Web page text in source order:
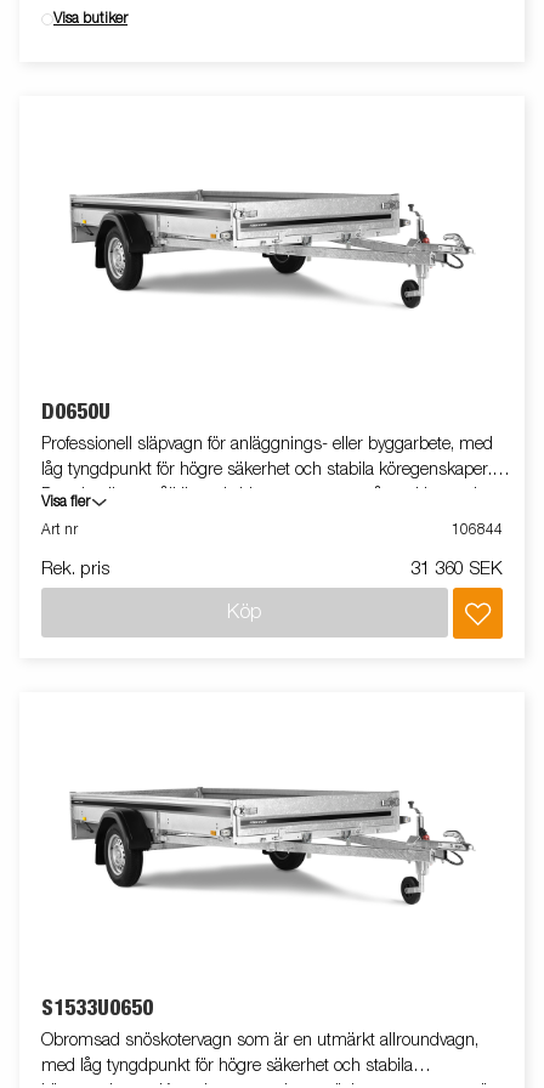
Visa butiker
D0650U
Professionell släpvagn för anläggnings- eller byggarbete, med
låg tyngdpunkt för högre säkerhet och stabila köregenskaper.
D-serien är ett pålitligt val vid transport av småmaskiner och
smidig vid lastning och lossning. Utrustad med tippfunktion.
Visa fler
Art nr
106844
Rek. pris 31 360 SEK
Köp
S1533U0650
Obromsad snöskotervagn som är en utmärkt allroundvagn,
med låg tyngdpunkt för högre säkerhet och stabila